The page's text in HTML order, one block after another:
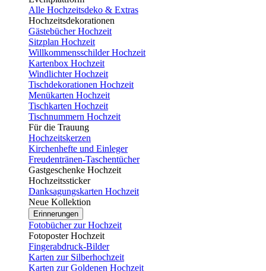
Alle Hochzeitsdeko & Extras
Hochzeitsdekorationen
Gästebücher Hochzeit
Sitzplan Hochzeit
Willkommensschilder Hochzeit
Kartenbox Hochzeit
Windlichter Hochzeit
Tischdekorationen Hochzeit
Menükarten Hochzeit
Tischkarten Hochzeit
Tischnummern Hochzeit
Für die Trauung
Hochzeitskerzen
Kirchenhefte und Einleger
Freudentränen-Taschentücher
Gastgeschenke Hochzeit
Hochzeitssticker
Danksagungskarten Hochzeit
Neue Kollektion
Erinnerungen
Fotobücher zur Hochzeit
Fotoposter Hochzeit
Fingerabdruck-Bilder
Karten zur Silberhochzeit
Karten zur Goldenen Hochzeit